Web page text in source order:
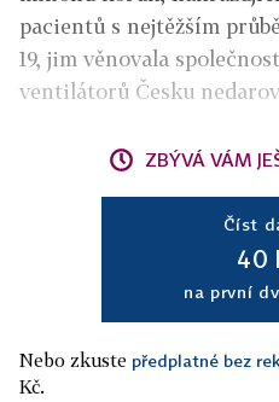
pacientů s nejtěžším
19, jim věnovala
ventilátorů Česku
ZBÝVÁ VÁM
Číst
40
na první
Nebo zkuste předplatné bez
Kč.